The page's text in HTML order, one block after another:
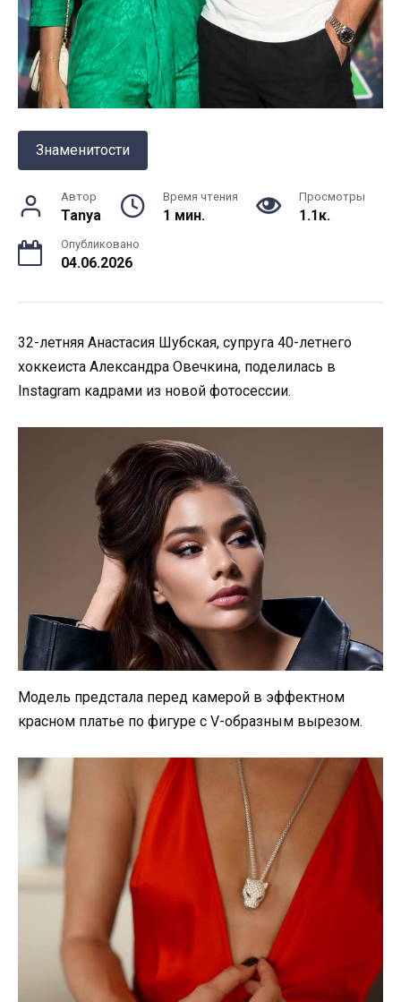
Знаменитости
Автор
Tanya
Время чтения
1 мин.
Просмотры
1.1к.
Опубликовано
04.06.2026
32-летняя Анастасия Шубская, супруга 40-летнего
хоккеиста Александра Овечкина, поделилась в
Instagram кадрами из новой фотосессии.
Модель предстала перед камерой в эффектном
красном платье по фигуре с V-образным вырезом.